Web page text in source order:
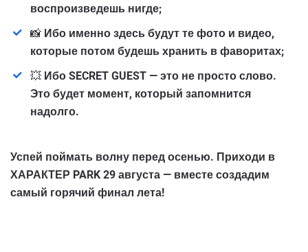
воспроизведешь нигде;
📸 Ибо именно здесь будут те фото и видео,
которые потом будешь хранить в фаворитах;
💥 Ибо SECRET GUEST — это не просто слово.
Это будет момент, который запомнится
надолго.
Успей поймать волну перед осенью. Приходи в
ХАРАКТЕР PARK 29 августа — вместе создадим
самый горячий финал лета!